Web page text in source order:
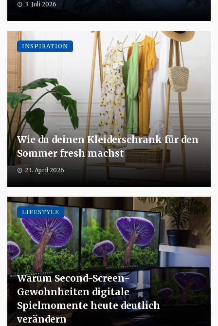
3. Juli 2026
Wie du deinen Kleiderschrank für den
Sommer fresh machst
23. April 2026
INSPIRATION
Warum Second-Screen-
Gewohnheiten digitale
Spielmomente heute deutlich
verändern
LIFESTYLE